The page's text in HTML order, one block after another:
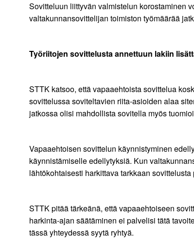
Sovitteluun liittyvän valmistelun korostaminen
valtakunnansovittelijan toimiston työmäärää
Työriitojen sovittelusta annettuun lakiin
STTK katsoo, että vapaaehtoista sovittelua
sovittelussa soviteltavien riita-asioiden alaa
jatkossa olisi mahdollista sovitella myös
Vapaaehtoisen sovittelun käynnistyminen
käynnistämiselle edellytyksiä. Kun
lähtökohtaisesti harkittava tarkkaan sovittelusta
STTK pitää tärkeänä, että vapaaehtoiseen
harkinta-ajan säätäminen ei palvelisi tätä
tässä yhteydessä syytä ryhtyä.